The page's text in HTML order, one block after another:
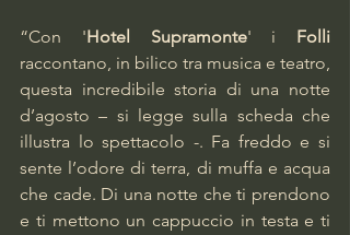
“Con 'Hotel Supramonte' i
raccontano, in bilico tra musica e teatro,
questa incredibile storia di una notte
d’agosto – si legge sulla scheda che
illustra lo spettacolo -. Fa freddo e si
sente l’odore di terra, di muffa e acqua
che cade. Di una notte che ti prendono
e ti mettono un cappuccio in testa e ti